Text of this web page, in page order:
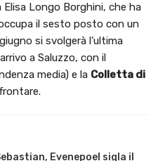
Elisa Longo Borghini, che ha
il sesto posto con un
si svolgerà l’ultima
a Saluzzo, con il
media) e la Colletta di
Evenepoel sigla il